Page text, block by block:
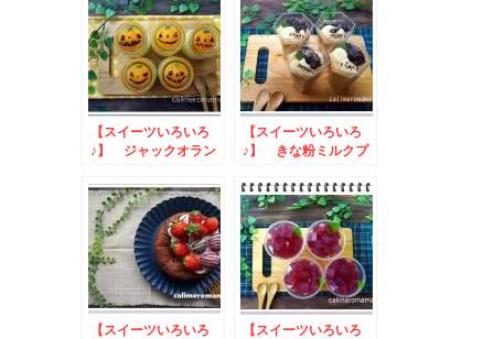
【スイーツいろいろ
♪】 ジャックオラン
【スイーツいろいろ
♪】 きな粉ミルクプ
【スイーツいろいろ
【スイーツいろいろ